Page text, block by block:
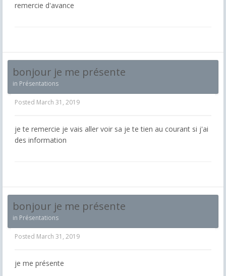
remercie d'avance
bonjour je me présente
in Présentations
Posted March 31, 2019
je te remercie je vais aller voir sa je te tien au courant si j'ai
des information
bonjour je me présente
in Présentations
Posted March 31, 2019
je me présente